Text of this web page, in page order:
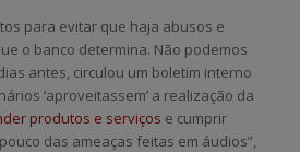
para evitar que haja abusos e
o banco determina. Não podemos
antes, circulou um boletim interno
‘aproveitassem’ a realização da
produtos e serviços e cumprir
das ameaças feitas em áudios”,